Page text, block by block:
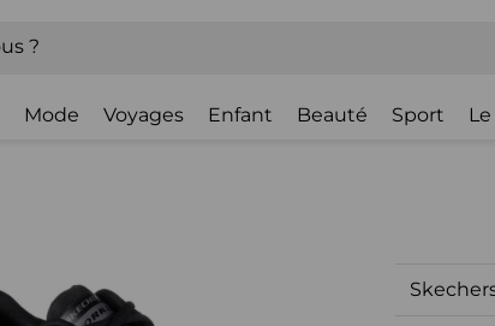
Mode Voyages Enfant Beauté Sport